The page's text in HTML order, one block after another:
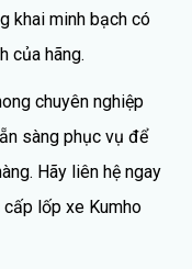
khai minh bạch có
của hãng.
chuyên nghiệp
sàng phục vụ để
Hãy liên hệ ngay
lốp xe Kumho